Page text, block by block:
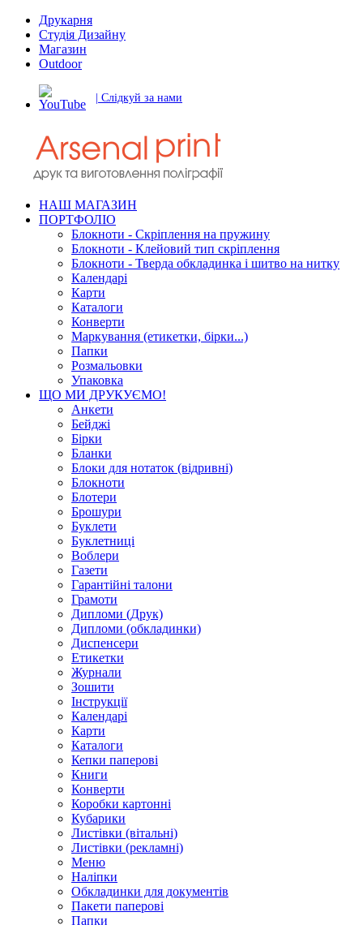
Друкарня
Студія Дизайну
Магазин
Outdoor
| Слідкуй за нами
НАШ МАГАЗИН
ПОРТФОЛІО
Блокноти - Скріплення на пружину
Блокноти - Клейовий тип скріплення
Блокноти - Тверда обкладинка і шитво на нитку
Календарі
Карти
Каталоги
Конверти
Маркування (етикетки, бірки...)
Папки
Розмальовки
Упаковка
ЩО МИ ДРУКУЄМО!
Анкети
Бейджі
Бірки
Бланки
Блоки для нотаток (відривні)
Блокноти
Блотери
Брошури
Буклети
Буклетниці
Воблери
Газети
Гарантійні талони
Грамоти
Дипломи (Друк)
Дипломи (обкладинки)
Диспенсери
Етикетки
Журнали
Зошити
Інструкції
Календарі
Карти
Каталоги
Кепки паперові
Книги
Конверти
Коробки картонні
Кубарики
Листівки (вітальні)
Листівки (рекламні)
Меню
Наліпки
Обкладинки для документів
Пакети паперові
Папки